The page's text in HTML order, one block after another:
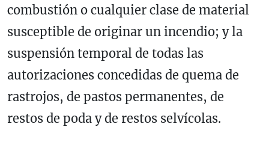
combustión o cualquier clase de material
susceptible de originar un incendio; y la
suspensión temporal de todas las
autorizaciones concedidas de quema de
rastrojos, de pastos permanentes, de
restos de poda y de restos selvícolas.